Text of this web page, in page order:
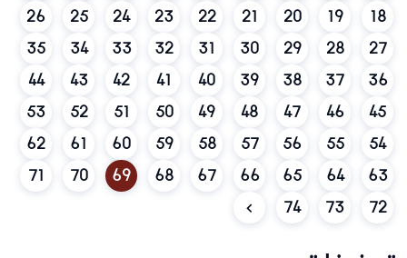
18
19
20
21
22
23
24
25
26
27
28
29
30
31
32
33
34
35
36
37
38
39
40
41
42
43
44
45
46
47
48
49
50
51
52
53
54
55
56
57
58
59
60
61
62
63
64
65
66
67
68
69
70
71
72
73
74